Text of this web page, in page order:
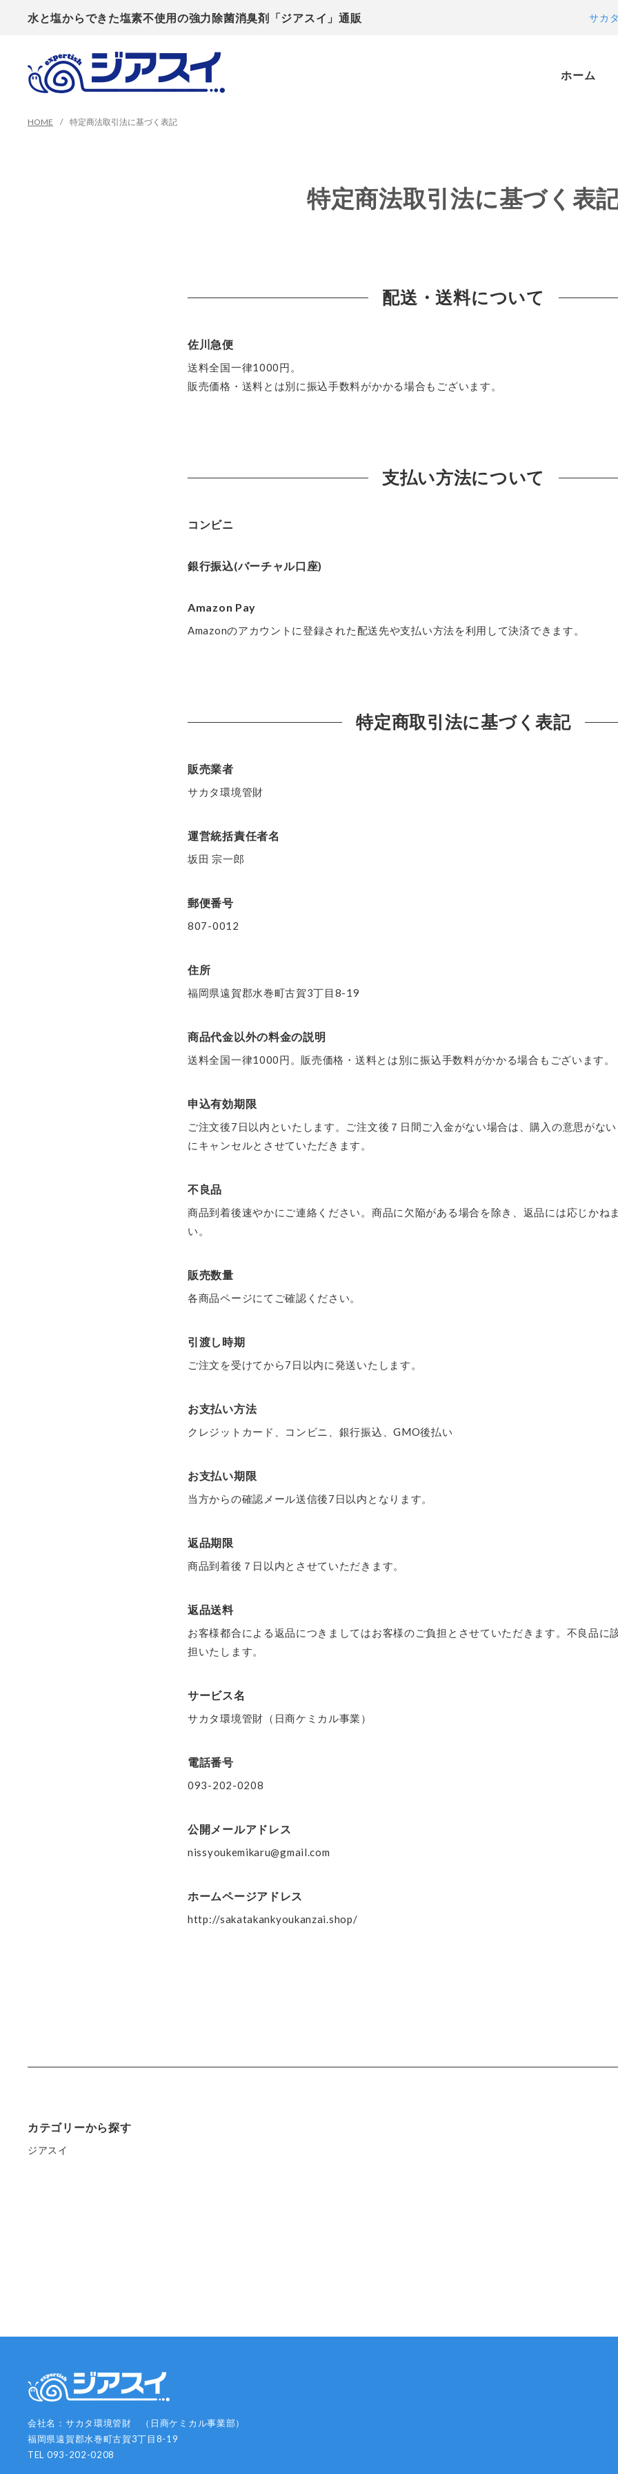
水と塩からできた塩素不使用の強力除菌消臭剤「ジアスイ」通販 サカ
ホーム
HOME 特定商法取引法に基づく表記
特定商法取引法に基づく表
配送・送料について
佐川急便
送料全国一律1000円。
販売価格・送料とは別に振込手数料がかかる場合もございます。
支払い方法について
コンビニ
銀行振込(バーチャル口座)
Amazon Pay
Amazonのアカウントに登録された配送先や支払い方法を利用して決済できます。
特定商取引法に基づく表記
販売業者
サカタ環境管財
運営統括責任者名
坂田 宗一郎
郵便番号
807-0012
住所
福岡県遠賀郡水巻町古賀3丁目8-19
商品代金以外の料金の説明
送料全国一律1000円。販売価格・送料とは別に振込手数料がかかる場合もございます。
申込有効期限
ご注文後7日以内といたします。ご注文後７日間ご入金がない場合は、購入の意思がな
にキャンセルとさせていただきます。
不良品
商品到着後速やかにご連絡ください。商品に欠陥がある場合を除き、返品には応じかね
い。
販売数量
各商品ページにてご確認ください。
引渡し時期
ご注文を受けてから7日以内に発送いたします。
お支払い方法
クレジットカード、コンビニ、銀行振込、GMO後払い
お支払い期限
当方からの確認メール送信後7日以内となります。
返品期限
商品到着後７日以内とさせていただきます。
返品送料
お客様都合による返品につきましてはお客様のご負担とさせていただきます。不良品に
担いたします。
サービス名
サカタ環境管財（日商ケミカル事業）
電話番号
093-202-0208
公開メールアドレス
nissyoukemikaru@gmail.com
ホームページアドレス
http://sakatakankyoukanzai.shop/
カテゴリーから探す
ジアスイ
会社名：サカタ環境管財 （日商ケミカル事業部）
福岡県遠賀郡水巻町古賀3丁目8-19
TEL 093-202-0208